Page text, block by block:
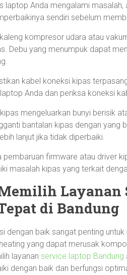
laptop Anda mengalami
sendiri sebelum
kompresor udara atau
Debu yang menumpuk dapat
kabel koneksi kipas
Anda dan periksa koneksi
mengeluarkan bunyi berisik
bantalan kipas dengan yang
lanjut jika tidak diperbaiki.
pembaruan firmware atau driver
masalah kipas yang terkait
Layanan
di Bandung
dengan baik sangat penting
yang dapat merusak
layanan service laptop Bandung
dengan baik dan berfungsi